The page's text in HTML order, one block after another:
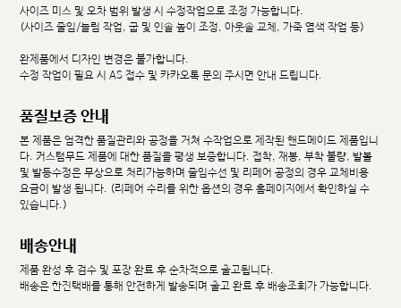
사이즈 미스 및 오차 범위 발생 시 수정작업으로 조정 가능합니다.
(사이즈 줄임/늘림 작업, 굽 및 인솔 높이 조정, 아웃솔 교체, 가죽 염색 작업 등)
완제품에서 디자인 변경은 불가합니다.
수정 작업이 필요 시 AS 접수 및 카카오톡 문의 주시면 안내 드립니다.
품질보증 안내
본 제품은 엄격한 품질관리와 공정을 거쳐 수작업으로 제작된 핸드메이드 제품입니
다. 커스텀무드 제품에 대한 품질을 평생 보증합니다. 접착, 재봉, 부착 불량, 발볼
및 발등수정은 무상으로 처리가능하며 줄임수선 및 리페어 공정의 경우 교체비용
요금이 발생 됩니다. (리페어 수리를 위한 옵션의 경우 홈페이지에서 확인하실 수
있습니다.)
배송안내
제품 완성 후 검수 및 포장 완료 후 순차적으로 출고됩니다.
배송은 한진택배를 통해 안전하게 발송되며 출고 완료 후 배송조회가 가능합니다.